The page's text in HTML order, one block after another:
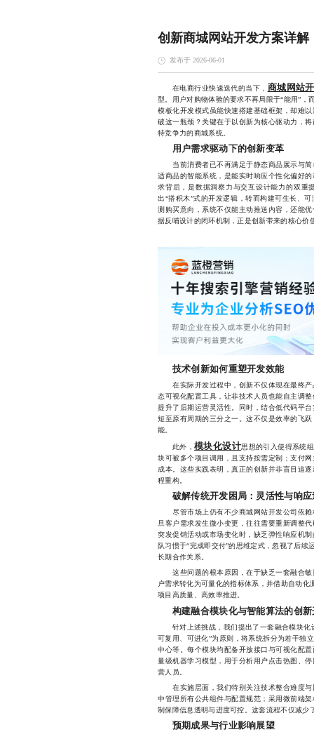
创新商城网站开发方案详解
发布于 2026-06-01
在电商行业快速迭代的当下， 商城网站
型。用户对购物体验的要求不再局限于“能用”
模板化开发模式虽能快速搭建基础框架，却难
破这一瓶颈？关键在于以创新为核心驱动力，
特竞争力的商城系统。
用户需求驱动下的创新变革
当前消费者已不再满足于静态商品展示与简
适商品的智能系统，是能实时响应个性化偏好
求背后，是数据洞察力与交互设计能力的双重
出“搭积木”式的开发逻辑，转而构建可生长、
测购买意向，系统不仅能主动推送内容，还能
据反哺设计的闭环机制，正是创新带来的核心价
技术创新如何重塑开发效能
在实际开发过程中，创新不仅体现在最终产
态可视化配置工具，让非技术人员也能自主调
提升了后期运营灵活性。同时，结合低代码平
短至原有周期的三分之一。这不仅是效率的飞
能。
此外，模块化设计思想的引入使得系统
块可被多个项目调用，且支持按需定制；支付
成本。这些实践表明，真正的创新并非盲目追
程重构。
破解传统开发困局：灵活性与响
尽管市场上仍有不少商城网站开发公司依赖
旦客户需求发生微小变更，往往需要重新调整
突发促销活动或市场变化时，缺乏弹性响应机
队习惯于“完成即交付”的思维定式，忽视了后
长期合作关系。
这些问题的根本原因，在于缺乏一套融合敏
户需求转化为可量化的指标体系，并借助自动
项目高质量、高效率推进。
构建融合模块化与智能算法的创
针对上述挑战，我们提出了一套融合模块化
可复用、可进化”为原则，将系统拆分为若干独
中心等。每个模块均配备开放接口与可视化配
量级机器学习模型，用于分析用户点击热图、
营人员。
在实施层面，我们特别关注技术整合难度与
中管理所有公共组件与配置规范；采用微前端
制保障信息透明与进度可控。这套流程不仅减少
预期成果与行业影响展望